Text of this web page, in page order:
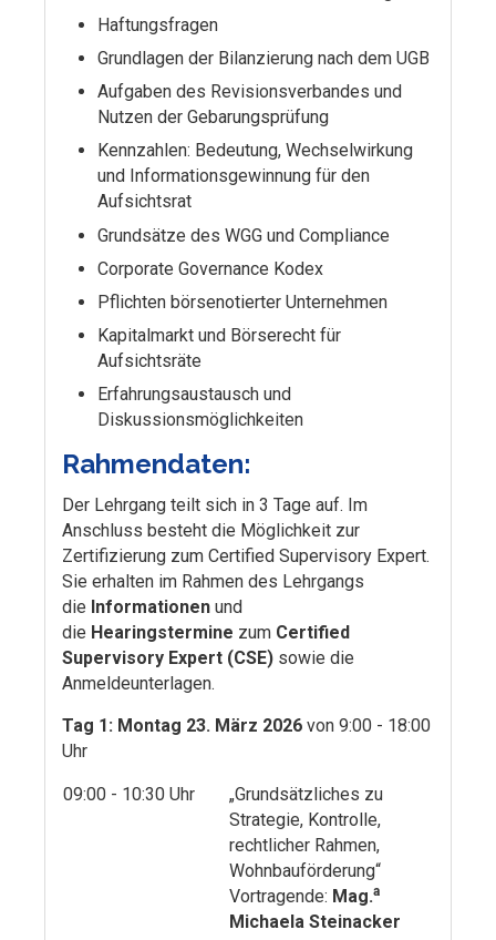
Haftungsfragen
Grundlagen der Bilanzierung nach dem UGB
Aufgaben des Revisionsverbandes und
Nutzen der Gebarungsprüfung
Kennzahlen: Bedeutung, Wechselwirkung
und Informationsgewinnung für den
Aufsichtsrat
Grundsätze des WGG und Compliance
Corporate Governance Kodex
Pflichten börsenotierter Unternehmen
Kapitalmarkt und Börserecht für
Aufsichtsräte
Erfahrungsaustausch und
Diskussionsmöglichkeiten
Rahmendaten:
Der Lehrgang teilt sich in 3 Tage auf. Im
Anschluss besteht die Möglichkeit zur
Zertifizierung zum Certified Supervisory Expert.
Sie erhalten im Rahmen des Lehrgangs
die Informationen und
die Hearingstermine zum Certified
Supervisory Expert (CSE) sowie die
Anmeldeunterlagen.
Tag 1: Montag 23. März 2026 von 9:00 - 18:00
Uhr
09:00 - 10:30 Uhr
„Grundsätzliches zu
Strategie, Kontrolle,
rechtlicher Rahmen,
Wohnbauförderung“
Vortragende: Mag.a
Michaela Steinacker